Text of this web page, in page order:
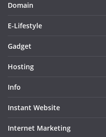
Domain
E-Lifestyle
Gadget
Hosting
Info
Instant Website
Internet Marketing